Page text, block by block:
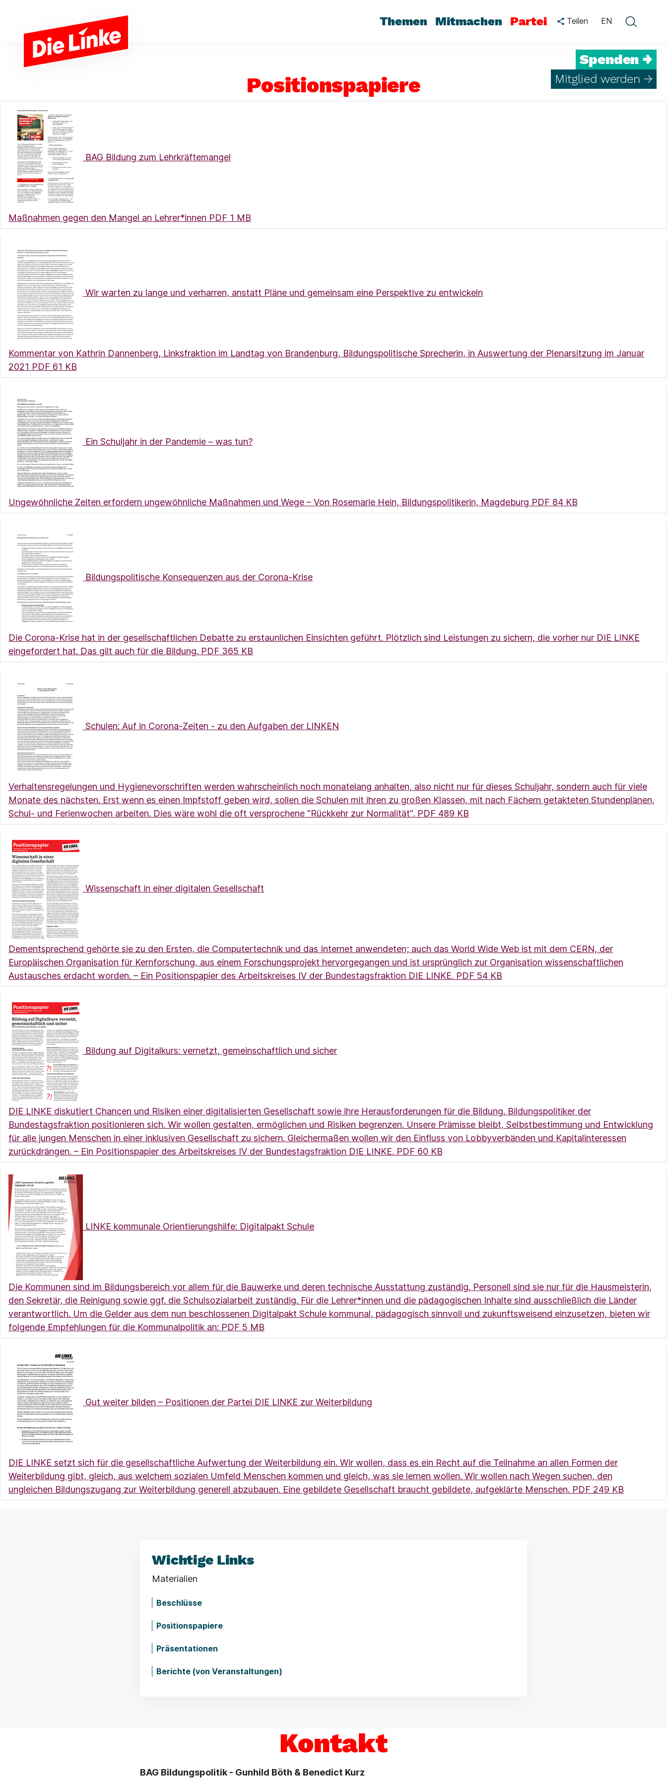
Themen Mitmachen Partei Teilen EN
Spenden →
Mitglied werden →
Positionspapiere
BAG Bildung zum Lehrkräftemangel
Maßnahmen gegen den Mangel an Lehrer*innen PDF 1 MB
Wir warten zu lange und verharren, anstatt Pläne und gemeinsam eine Perspektive zu entwickeln
Kommentar von Kathrin Dannenberg, Linksfraktion im Landtag von Brandenburg, Bildungspolitische Sprecherin, in Auswertung der Plenarsitzung im Januar
2021 PDF 61 KB
Ein Schuljahr in der Pandemie – was tun?
Ungewöhnliche Zeiten erfordern ungewöhnliche Maßnahmen und Wege – Von Rosemarie Hein, Bildungspolitikerin, Magdeburg PDF 84 KB
Bildungspolitische Konsequenzen aus der Corona-Krise
Die Corona-Krise hat in der gesellschaftlichen Debatte zu erstaunlichen Einsichten geführt. Plötzlich sind Leistungen zu sichern, die vorher nur DIE LINKE
eingefordert hat. Das gilt auch für die Bildung. PDF 365 KB
Schulen: Auf in Corona-Zeiten - zu den Aufgaben der LINKEN
Verhaltensregelungen und Hygienevorschriften werden wahrscheinlich noch monatelang anhalten, also nicht nur für dieses Schuljahr, sondern auch für viele
Monate des nächsten. Erst wenn es einen Impfstoff geben wird, sollen die Schulen mit ihren zu großen Klassen, mit nach Fächern getakteten Stundenplänen,
Schul- und Ferienwochen arbeiten. Dies wäre wohl die oft versprochene "Rückkehr zur Normalität". PDF 489 KB
Wissenschaft in einer digitalen Gesellschaft
Dementsprechend gehörte sie zu den Ersten, die Computertechnik und das Internet anwendeten; auch das World Wide Web ist mit dem CERN, der
Europäischen Organisation für Kernforschung, aus einem Forschungsprojekt hervorgegangen und ist ursprünglich zur Organisation wissenschaftlichen
Austausches erdacht worden. – Ein Positionspapier des Arbeitskreises IV der Bundestagsfraktion DIE LINKE. PDF 54 KB
Bildung auf Digitalkurs: vernetzt, gemeinschaftlich und sicher
DIE LINKE diskutiert Chancen und Risiken einer digitalisierten Gesellschaft sowie ihre Herausforderungen für die Bildung. Bildungspolitiker der
Bundestagsfraktion positionieren sich. Wir wollen gestalten, ermöglichen und Risiken begrenzen. Unsere Prämisse bleibt, Selbstbestimmung und Entwicklung
für alle jungen Menschen in einer inklusiven Gesellschaft zu sichern. Gleichermaßen wollen wir den Einfluss von Lobbyverbänden und Kapitalinteressen
zurückdrängen. – Ein Positionspapier des Arbeitskreises IV der Bundestagsfraktion DIE LINKE. PDF 60 KB
LINKE kommunale Orientierungshilfe: Digitalpakt Schule
Die Kommunen sind im Bildungsbereich vor allem für die Bauwerke und deren technische Ausstattung zuständig. Personell sind sie nur für die Hausmeisterin,
den Sekretär, die Reinigung sowie ggf. die Schulsozialarbeit zuständig. Für die Lehrer*innen und die pädagogischen Inhalte sind ausschließlich die Länder
verantwortlich. Um die Gelder aus dem nun beschlossenen Digitalpakt Schule kommunal, pädagogisch sinnvoll und zukunftsweisend einzusetzen, bieten wir
folgende Empfehlungen für die Kommunalpolitik an: PDF 5 MB
Gut weiter bilden – Positionen der Partei DIE LINKE zur Weiterbildung
DIE LINKE setzt sich für die gesellschaftliche Aufwertung der Weiterbildung ein. Wir wollen, dass es ein Recht auf die Teilnahme an allen Formen der
Weiterbildung gibt, gleich, aus welchem sozialen Umfeld Menschen kommen und gleich, was sie lernen wollen. Wir wollen nach Wegen suchen, den
ungleichen Bildungszugang zur Weiterbildung generell abzubauen. Eine gebildete Gesellschaft braucht gebildete, aufgeklärte Menschen. PDF 249 KB
Wichtige Links
Materialien
Beschlüsse
Positionspapiere
Präsentationen
Berichte (von Veranstaltungen)
Kontakt
BAG Bildungspolitik - Gunhild Böth & Benedict Kurz